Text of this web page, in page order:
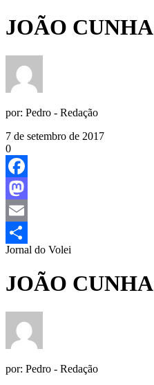
JOÃO CUNHA
por: Pedro - Redação
7 de setembro de 2017
0
Facebook
Mastodon
Email
Share
Jornal do Volei
JOÃO CUNHA
por: Pedro - Redação